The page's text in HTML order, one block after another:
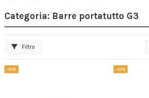
Categoria: Barre portatutto G3
Filtro
-40% -45%